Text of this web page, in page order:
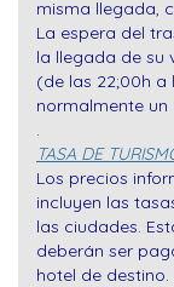
misma llegada,
La espera del
la llegada de su
(de las 22;00h a
normalmente un
.
TASA DE
Los precios
incluyen las
las ciudades.
deberán ser
hotel de destino.